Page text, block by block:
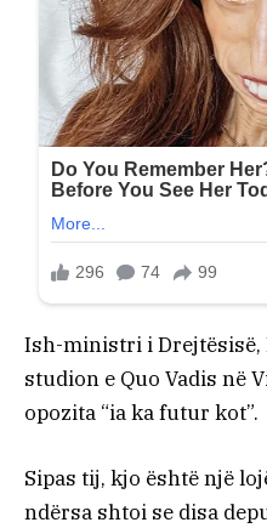
Ish-ministri i Drejtësisë,
studion e Quo Vadis në
opozita “ia ka futur kot”.
Sipas tij, kjo është një
ndërsa shtoi se disa